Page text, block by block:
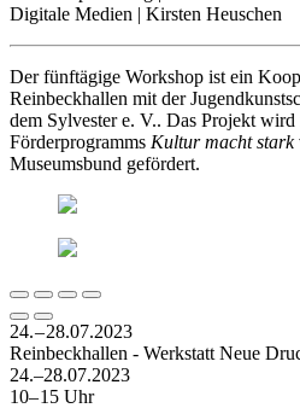
Digitale Medien | Kirsten Heuschen
Der fünftägige Workshop ist ein
Reinbeckhallen mit der
dem Sylvester e. V.. Das Projekt wird
Förderprogramms Kultur macht stark
Museumsbund gefördert.
24. – 28.07.2023
Reinbeckhallen - Werkstatt Neue
24.–28.07.2023
10– 15 Uhr